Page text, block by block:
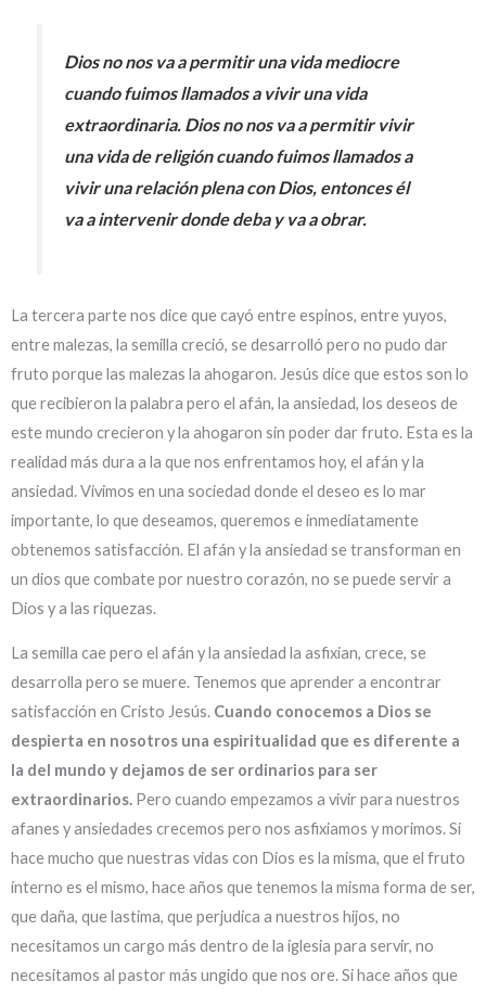
Dios no nos va a permitir una vida mediocre
cuando fuimos llamados a vivir una vida
extraordinaria. Dios no nos va a permitir vivir
una vida de religión cuando fuimos llamados a
vivir una relación plena con Dios, entonces él
va a intervenir donde deba y va a obrar.
La tercera parte nos dice que cayó entre espinos, entre yuyos,
entre malezas, la semilla creció, se desarrolló pero no pudo dar
fruto porque las malezas la ahogaron. Jesús dice que estos son lo
que recibieron la palabra pero el afán, la ansiedad, los deseos de
este mundo crecieron y la ahogaron sin poder dar fruto. Esta es la
realidad más dura a la que nos enfrentamos hoy, el afán y la
ansiedad. Vivimos en una sociedad donde el deseo es lo mar
importante, lo que deseamos, queremos e inmediatamente
obtenemos satisfacción. El afán y la ansiedad se transforman en
un dios que combate por nuestro corazón, no se puede servir a
Dios y a las riquezas.
La semilla cae pero el afán y la ansiedad la asfixian, crece, se
desarrolla pero se muere. Tenemos que aprender a encontrar
satisfacción en Cristo Jesús. Cuando conocemos a Dios se
despierta en nosotros una espiritualidad que es diferente a
la del mundo y dejamos de ser ordinarios para ser
extraordinarios. Pero cuando empezamos a vivir para nuestros
afanes y ansiedades crecemos pero nos asfixiamos y morimos. Si
hace mucho que nuestras vidas con Dios es la misma, que el fruto
interno es el mismo, hace años que tenemos la misma forma de ser,
que daña, que lastima, que perjudica a nuestros hijos, no
necesitamos un cargo más dentro de la iglesia para servir, no
necesitamos al pastor más ungido que nos ore. Si hace años que